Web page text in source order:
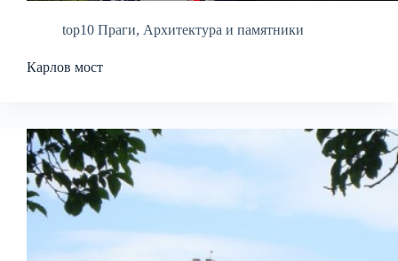
top10 Праги, Архитектура и памятники
Карлов мост